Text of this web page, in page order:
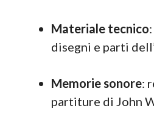
Materiale tecnico
disegni e parti
Memorie sonore:
partiture di John